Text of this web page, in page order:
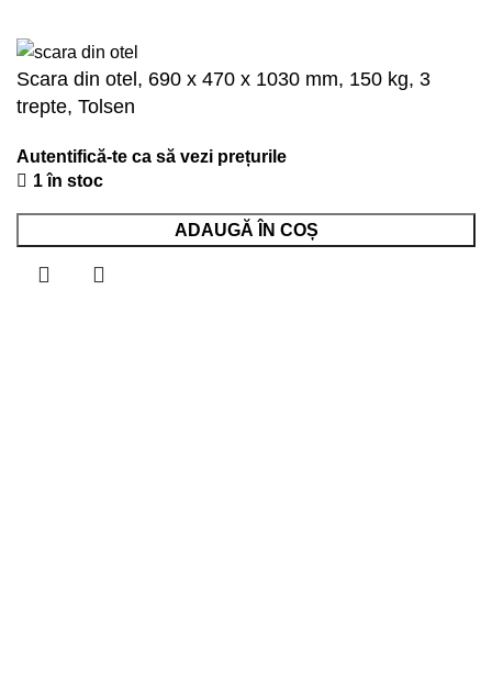
Scara din otel, 690 x 470 x 1030 mm, 150 kg, 3
trepte, Tolsen
1 în stoc
ADAUGĂ ÎN COȘ